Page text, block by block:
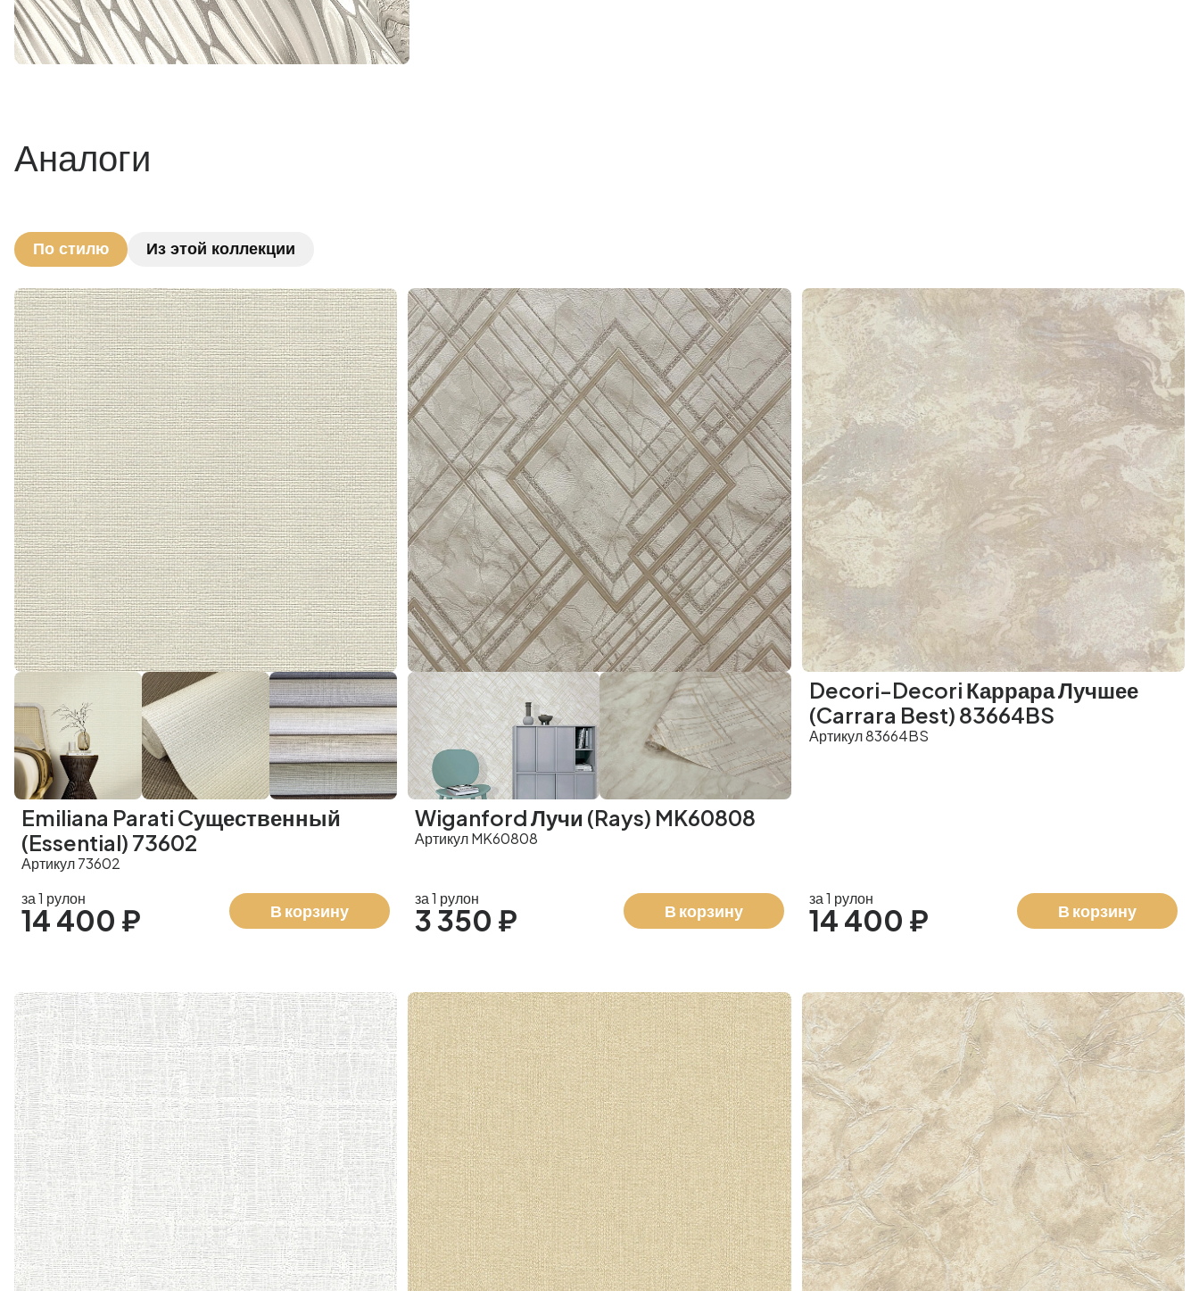
Аналоги
По стилю Из этой коллекции
Emiliana Parati Cущественный
(Essential) 73602
Артикул 73602
за 1 рулон
14 400 ₽ В корзину
Wiganford Лучи (Rays) MK60808
Артикул MK60808
за 1 рулон
3 350 ₽ В корзину
Decori-Decori Каррара Лучшее
(Carrara Best) 83664BS
Артикул 83664BS
за 1 рулон
14 400 ₽ В корзину